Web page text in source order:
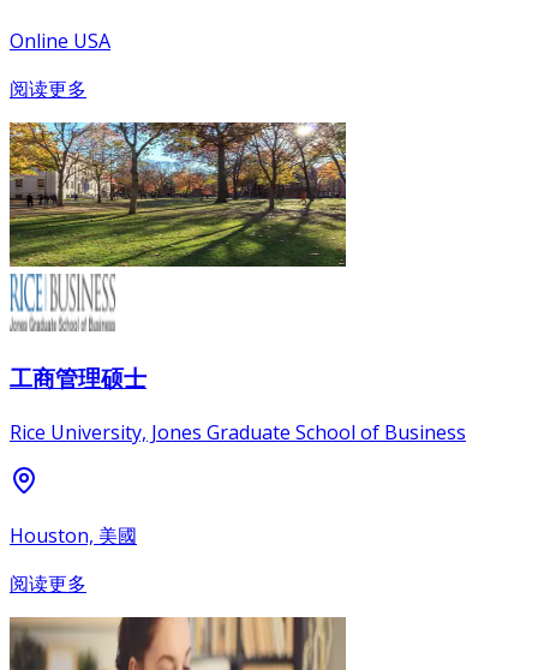
Online USA
阅读更多
工商管理硕士
Rice University, Jones Graduate School of Business
Houston, 美國
阅读更多